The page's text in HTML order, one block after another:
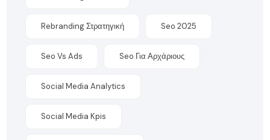
Rebranding Στρατηγική Seo 2025
Seo Vs Ads Seo Για Αρχάριους
Social Media Analytics
Social Media Kpis